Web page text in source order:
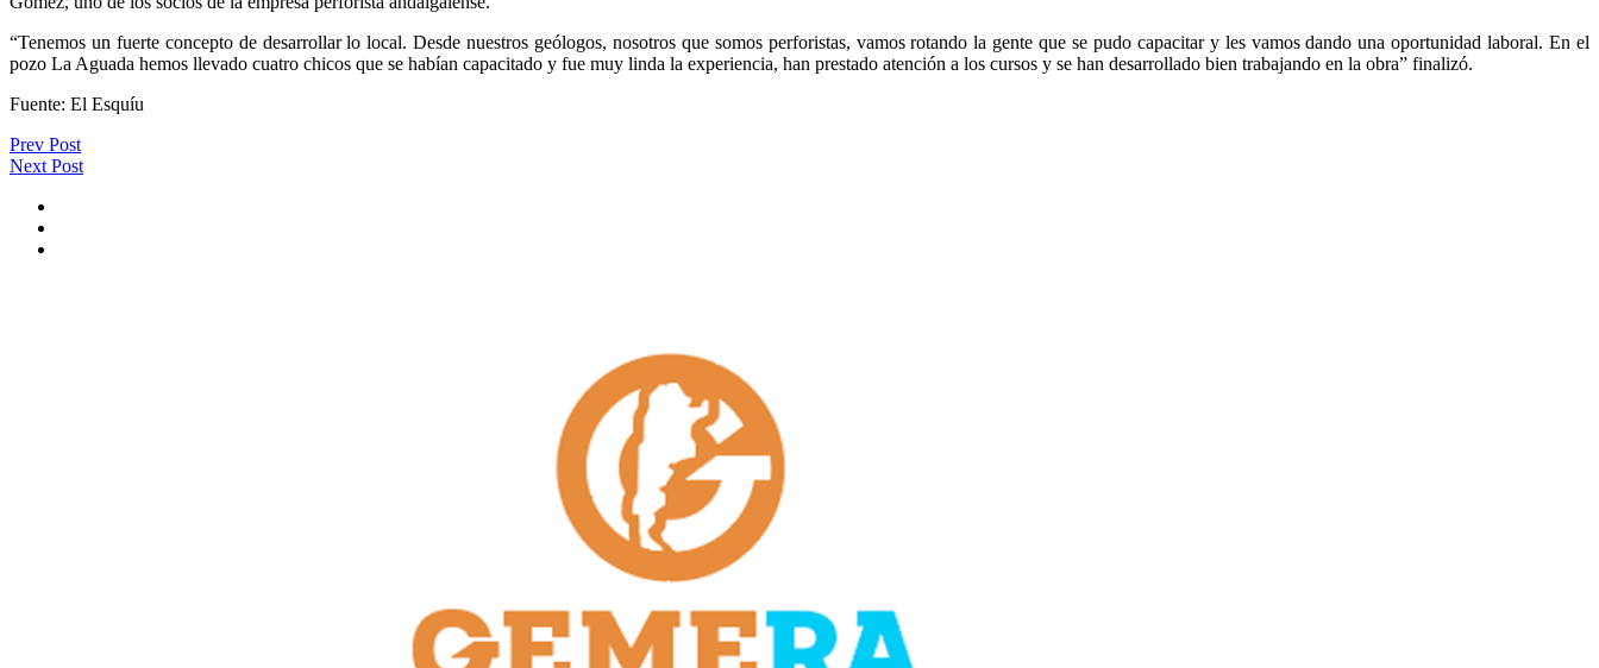
“Tenemos un fuerte concepto de desarrollar lo local. Desde nuestros geólogos, nosotros que somos perforistas, vamos rotando la gente que se pudo capacitar y les vamos dando una oportunidad laboral. En el
pozo La Aguada hemos llevado cuatro chicos que se habían capacitado y fue muy linda la experiencia, han prestado atención a los cursos y se han desarrollado bien trabajando en la obra” finalizó.
Fuente: El Esquíu
Prev Post
Next Post